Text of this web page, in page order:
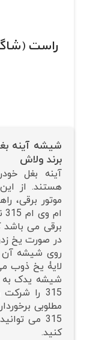
راست
برند ولاش
آینه بغل
هستند. از
موتور برقی،
برقی می باشد
در صورت یخ
روی شیشه آن
لایۀ یخ ذوب
شیشه یدک به
315 را
315 می
کنید.